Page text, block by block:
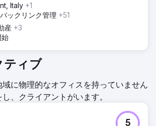
貫したページ数の自然かつ有機的な配置
め、優れたトラフィック レベルを誇って
？ +123.81 % のユニーク ユーザーの増
現在も続いています。
ジェンシーページに移動
Italy +1
ックリンク管理 +51
産 +3
ティブ
に物理的なオフィスを持っていません
、クライアントがいます。
5